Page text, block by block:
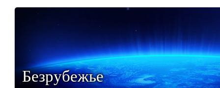
Безрубежье